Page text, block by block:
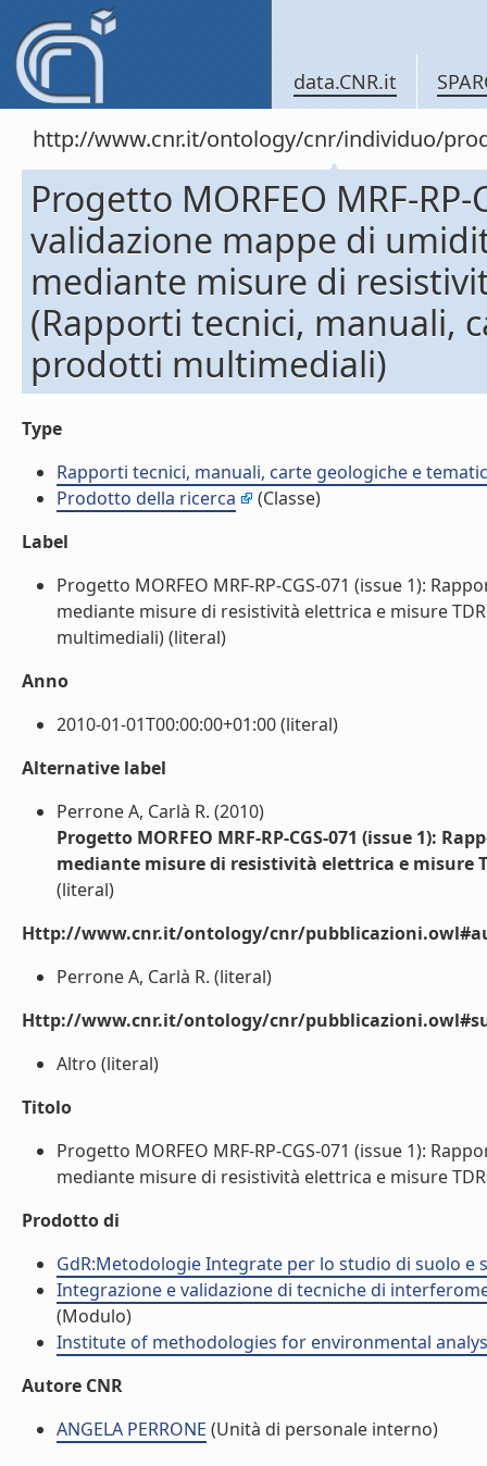
data.CNR.it
http://www.cnr.it/ontology/cnr/individuo/
Progetto MORFEO MRF-
validazione mappe di
mediante misure di
(Rapporti tecnici, manuali,
prodotti multimediali)
Type
Rapporti tecnici, manuali, carte geologiche e
Prodotto della ricerca
(Classe)
Label
Progetto MORFEO MRF-RP-CGS-071 (issue 1):
mediante misure di resistività elettrica e misure
multimediali) (literal)
Anno
2010-01-01T00:00:00+01:00 (literal)
Alternative label
Perrone A, Carlà R. (2010)
Progetto MORFEO MRF-RP-CGS-071 (issue 1):
mediante misure di resistività elettrica e misure
(literal)
Http://www.cnr.it/ontology/cnr/
Perrone A, Carlà R. (literal)
Http://www.cnr.it/ontology/cnr/
Altro (literal)
Titolo
Progetto MORFEO MRF-RP-CGS-071 (issue 1):
mediante misure di resistività elettrica e misure
Prodotto di
GdR:Metodologie Integrate per lo studio di suolo e
Integrazione e validazione di tecniche di
(Modulo)
Institute of methodologies for environmental
Autore CNR
ANGELA PERRONE (Unità di personale interno)